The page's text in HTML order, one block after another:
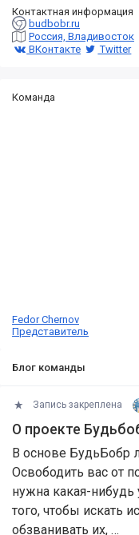
Контактная информация
budbobr.ru
Россия, Владивосток
ВКонтакте
Twitter
Команда
Fedor Chernov
Представитель
Блог команды
Запись закреплена
О проекте
В основе БудьБобр
Освободить вас от
нужна какая-нибудь
того, чтобы искать
обзванивать их, …